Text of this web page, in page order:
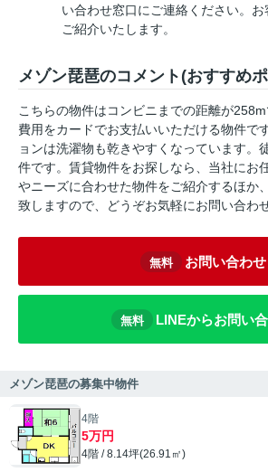
い合わせ窓口にご連絡ください。
ご紹介いたします。
メゾン琵琶のコメント(おすすめ
こちらの物件はコンビニまでの距離が
費用をカードでお支払いいただける物件で
ョンは洗濯物も乾きやすくなっています。
件です。賃貸物件をお探しなら、当社にお
やニーズに合わせた物件をご紹介するほか
致しますので、どうぞお気軽にお問い合わ
無料 お問い合わせ
無料 LINEからお問い
メゾン琵琶の募集中物件
4階
5万円
4階 / 8.14坪(26.91㎡)